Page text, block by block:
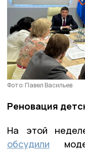
Фото: Павел Васильев
Реновация
На этой
обсудили